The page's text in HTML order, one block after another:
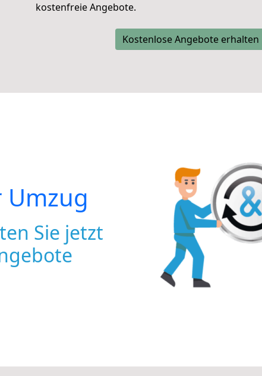
kostenfreie Angebote.
Kostenlose Angebote erhalten
Sie jetzt